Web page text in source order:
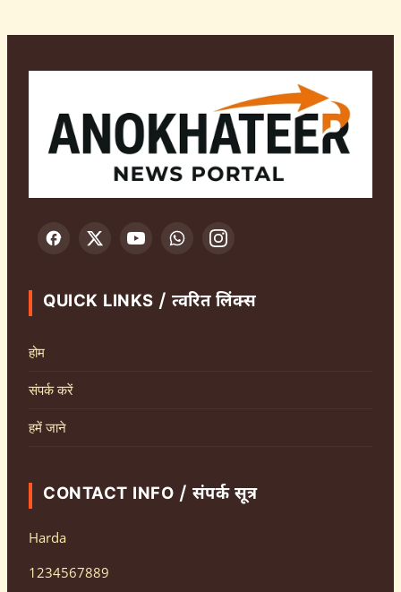
QUICK LINKS / त्वरित लिंक्स
होम
संपर्क करें
हमें जाने
CONTACT INFO / संपर्क सूत्र
Harda
1234567889